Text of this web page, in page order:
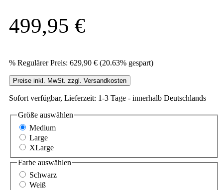
499,95 €
% Regulärer Preis: 629,90 € (20.63% gespart)
Preise inkl. MwSt. zzgl. Versandkosten
Sofort verfügbar, Lieferzeit: 1-3 Tage - innerhalb Deutschlands
Größe auswählen
Medium
Large
XLarge
Farbe auswählen
Schwarz
Weiß